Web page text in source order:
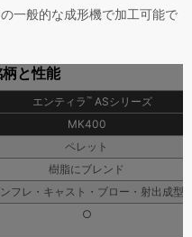
一般的な成形機で加工可能で
と性能
エンティラ™ASシリーズ
MK400
ペレット
樹脂にブレンド
フレ・キャスト・ブロー・射出成型
○